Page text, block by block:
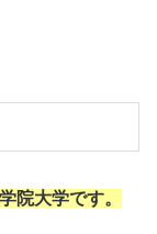
院大学です。